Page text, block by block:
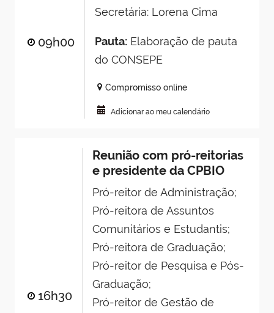
09h00
Secretária: Lorena Cima
Pauta:Elaboração de pauta
do CONSEPE
Compromisso online
Adicionar ao meu calendário
16h30
Reunião com pró-reitorias
e presidente da CPBIO
Pró-reitor de Administração;
Pró-reitora de Assuntos
Comunitários e Estudantis;
Pró-reitora de Graduação;
Pró-reitor de Pesquisa e Pós-
Graduação;
Pró-reitor de Gestão de